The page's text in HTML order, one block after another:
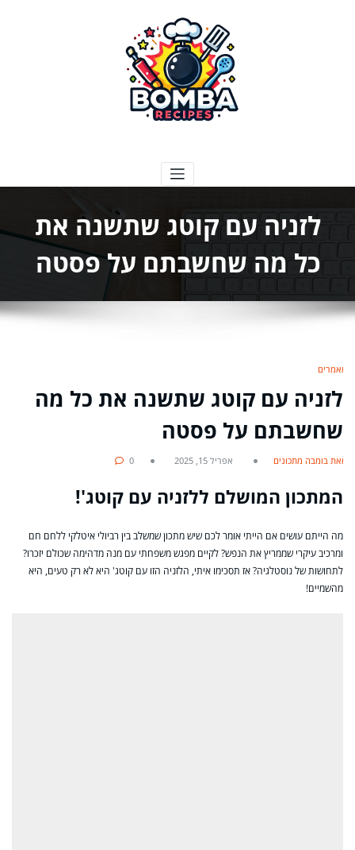
לזניה עם קוטג שתשנה את
כל מה שחשבתם על פסטה
מאמרים
לזניה עם קוטג שתשנה את כל מה
שחשבתם על פסטה
מאת בומבה מתכונים אפריל 15, 2025 0
המתכון המושלם ללזניה עם קוטג'!
מה הייתם עושים אם הייתי אומר לכם שיש מתכון שמשלב בין רביולי איטלקי ללחם חם
ומרכיב עיקרי שממריץ את הנפש? לקיים מפגש משפחתי עם מנה מדהימה שכולם יזכרו?
לתחושות של נוסטלגיה? אז תסכימו איתי, הלזניה הזו עם קוטג' היא לא רק טעים, היא
מהשמיים!